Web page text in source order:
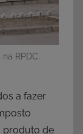
RPDC.
a fazer
produto de